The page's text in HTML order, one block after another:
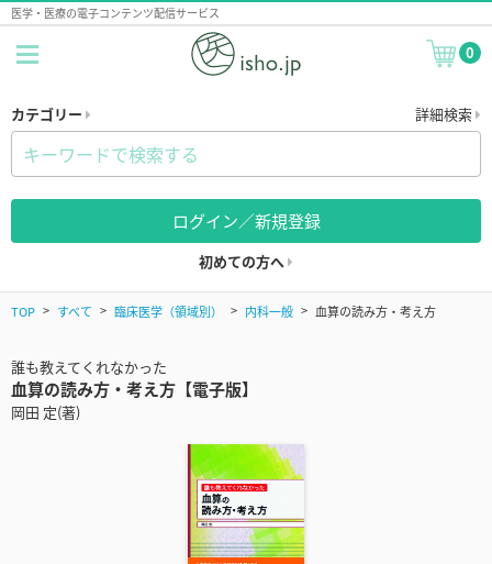
医学・医療の電子コンテンツ配信サービス
0
カテゴリー 詳細検索
ログイン／新規登録
初めての方へ
TOP すべて 臨床医学（領域別） 内科一般 血算の読み方・考え方
誰も教えてくれなかった
血算の読み方・考え方【電子版】
岡田 定(著)